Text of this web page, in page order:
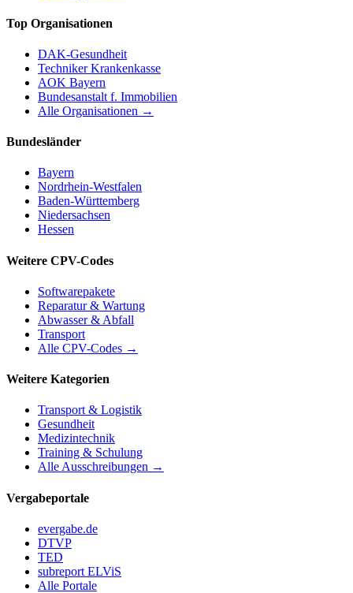
Top Organisationen
DAK-Gesundheit
Techniker Krankenkasse
AOK Bayern
Bundesanstalt f. Immobilien
Alle Organisationen →
Bundesländer
Bayern
Nordrhein-Westfalen
Baden-Württemberg
Niedersachsen
Hessen
Weitere CPV-Codes
Softwarepakete
Reparatur & Wartung
Abwasser & Abfall
Transport
Alle CPV-Codes →
Weitere Kategorien
Transport & Logistik
Gesundheit
Medizintechnik
Training & Schulung
Alle Ausschreibungen →
Vergabeportale
evergabe.de
DTVP
TED
subreport ELViS
Alle Portale